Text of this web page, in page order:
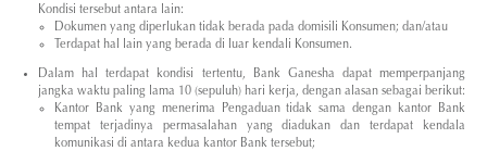
Kondisi tersebut antara lain:
Dokumen yang diperlukan tidak berada pada domisili Konsumen; dan/atau
Terdapat hal lain yang berada di luar kendali Konsumen.
Dalam hal terdapat kondisi tertentu, Bank Ganesha dapat memperpanjang
jangka waktu paling lama 10 (sepuluh) hari kerja, dengan alasan sebagai berikut:
Kantor Bank yang menerima Pengaduan tidak sama dengan kantor Bank
tempat terjadinya permasalahan yang diadukan dan terdapat kendala
komunikasi di antara kedua kantor Bank tersebut;